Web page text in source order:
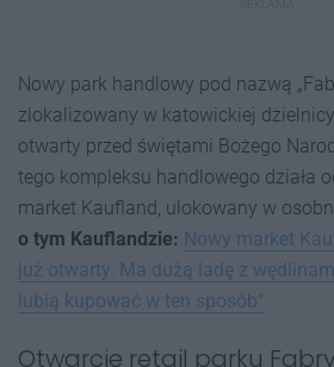
Nowy park handlowy pod nazwą
zlokalizowany w katowickiej
otwarty przed świętami Bożego
tego kompleksu handlowego działa
market Kaufland, ulokowany w
o tym Kauflandzie: Nowy market
już otwarty. Ma dużą ladę z
lubią kupować w ten sposób"
Otwarcie retail parku